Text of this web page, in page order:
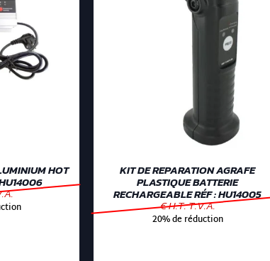
HOT KIT DE REPARATION AGRAFE
PLASTIQUE BATTERIE
RECHARGEABLE RÉF : HU14005
€ H.T. T.V.A.
20% de réduction